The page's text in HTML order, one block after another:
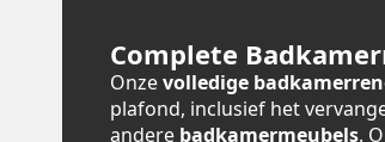
Complete
Onzevolledige
plafond, inclusief het
andere badkamermeubels.